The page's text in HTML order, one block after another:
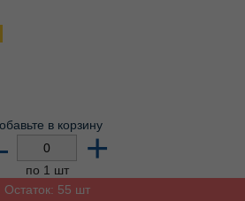
в корзину
+
по 1 шт
Остаток: 55 шт